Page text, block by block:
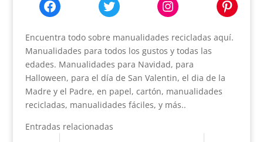
Encuentra todo sobre manualidades recicladas aquí.
Manualidades para todos los gustos y todas las
edades. Manualidades para Navidad, para
Halloween, para el día de San Valentin, el dia de la
Madre y el Padre, en papel, cartón, manualidades
recicladas, manualidades fáciles, y más..
Entradas relacionadas